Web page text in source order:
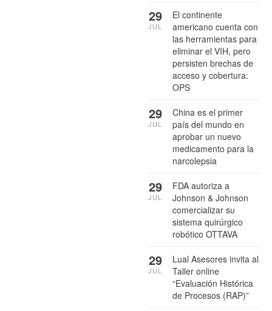
El continente
americano cuenta con
las herramientas para
eliminar el VIH, pero
persisten brechas de
acceso y cobertura:
OPS
29
JUL
China es el primer
país del mundo en
aprobar un nuevo
medicamento para la
narcolepsia
29
JUL
FDA autoriza a
Johnson & Johnson
comercializar su
sistema quirúrgico
robótico OTTAVA
29
JUL
Lual Asesores invita al
Taller online
“Evaluación Histórica
de Procesos (RAP)”
29
JUL